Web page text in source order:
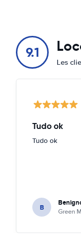
9.1
Les
Tudo ok
Tudo ok
B Green